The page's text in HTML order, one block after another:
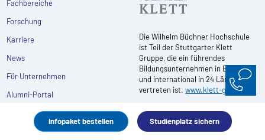
Infopaket bestellen Studienplatz sichern
Fachbereiche
Forschung
Karriere
News
Für Unternehmen
Alumni-Portal
Die Wilhelm Büchner Hochschule
ist Teil der Stuttgarter Klett
Gruppe, die ein führendes
Bildungsunternehmen in Europa
und international in 24 Ländern
vertreten ist.www.klett-gruppe.de
Folgen Sie uns